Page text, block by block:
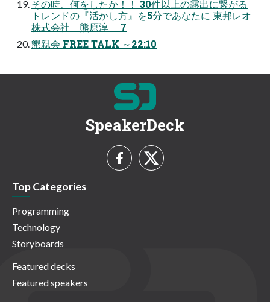
その時、何をしたか！！ 30件以上の露出に繋がる
トレンドの『活かし方』を5分であなたに 東邦レオ
株式会社 熊原淳 7
懇親会 FREE TALK ～22:10
SpeakerDeck
Top Categories
Programming
Technology
Storyboards
Featured decks
Featured speakers